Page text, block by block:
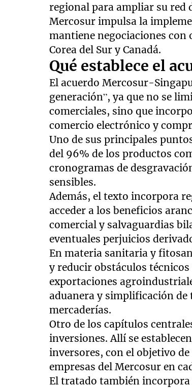
regional para ampliar su red
Mercosur impulsa la
mantiene negociaciones con
Corea del Sur y Canadá.
Qué establece el
El acuerdo Mercosur-
generación”, ya que no se
comerciales, sino que
comercio electrónico y
Uno de sus principales
del 96% de los productos
cronogramas de
sensibles.
Además, el texto incorpora
acceder a los beneficios
comercial y salvaguardias
eventuales perjuicios
En materia sanitaria y
y reducir obstáculos
exportaciones
aduanera y simplificación
mercaderías.
Otro de los capítulos
inversiones. Allí se
inversores, con el objetivo
empresas del Mercosur en
El tratado también